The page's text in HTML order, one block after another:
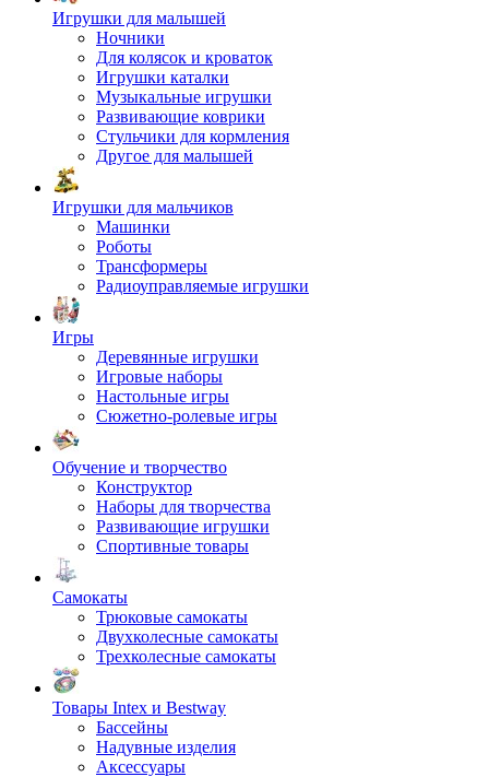
Игрушки для малышей
Ночники
Для колясок и кроваток
Игрушки каталки
Музыкальные игрушки
Развивающие коврики
Стульчики для кормления
Другое для малышей
Игрушки для мальчиков
Машинки
Роботы
Трансформеры
Радиоуправляемые игрушки
Игры
Деревянные игрушки
Игровые наборы
Настольные игры
Сюжетно-ролевые игры
Обучение и творчество
Конструктор
Наборы для творчества
Развивающие игрушки
Спортивные товары
Самокаты
Трюковые самокаты
Двухколесные самокаты
Трехколесные самокаты
Товары Intex и Bestway
Бассейны
Надувные изделия
Аксессуары